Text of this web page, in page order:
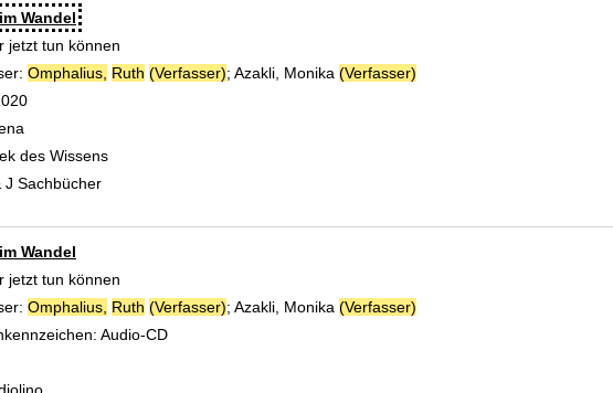
Wandel
jetzt tun können
Omphalius, Ruth (Verfasser); Azakli, Monika (Verfasser)
des Wissens
J Sachbücher
Wandel
jetzt tun können
Omphalius, Ruth (Verfasser); Azakli, Monika (Verfasser)
Audio-CD